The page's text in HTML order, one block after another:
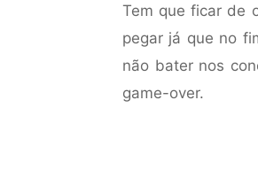
Tem que ficar de
pegar já que no
não bater nos
game-over.